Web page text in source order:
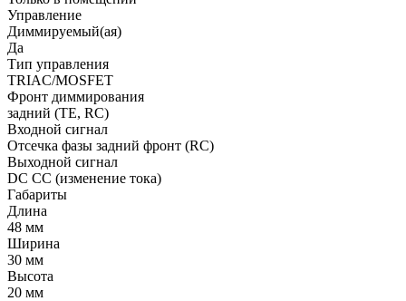
Управление
Диммируемый(ая)
Да
Тип управления
TRIAC/MOSFET
Фронт диммирования
задний (TE, RC)
Входной сигнал
Отсечка фазы задний фронт (RC)
Выходной сигнал
DC CC (изменение тока)
Габариты
Длина
48 мм
Ширина
30 мм
Высота
20 мм